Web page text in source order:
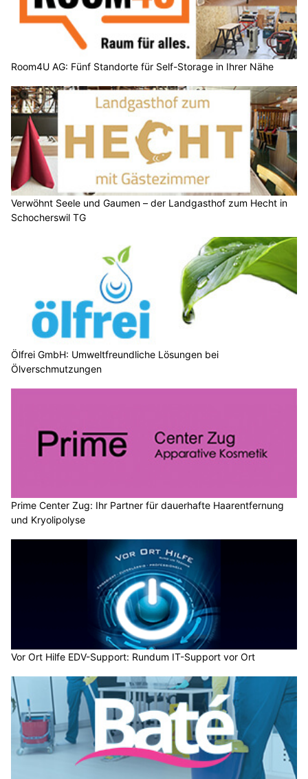
Room4U AG: Fünf Standorte für Self-Storage in Ihrer Nähe
Verwöhnt Seele und Gaumen – der Landgasthof zum Hecht in
Schocherswil TG
Ölfrei GmbH: Umweltfreundliche Lösungen bei
Ölverschmutzungen
Prime Center Zug: Ihr Partner für dauerhafte Haarentfernung
und Kryolipolyse
Vor Ort Hilfe EDV-Support: Rundum IT-Support vor Ort